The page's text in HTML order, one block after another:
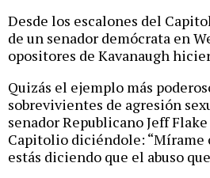
Desde los escalones del
de un senador demócrata en
opositores de Kavanaugh
Quizás el ejemplo más
sobrevivientes de agresión
senador Republicano Jeff
Capitolio diciéndole: “Mírame
estás diciendo que el abuso